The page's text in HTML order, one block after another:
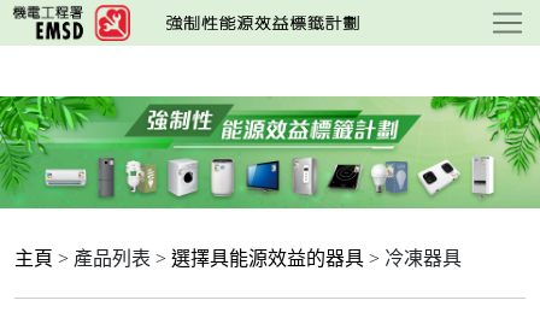
跳
至
要
內
容
主頁 > 產品列表 > 選擇具能源效益的器具 > 冷凍器具